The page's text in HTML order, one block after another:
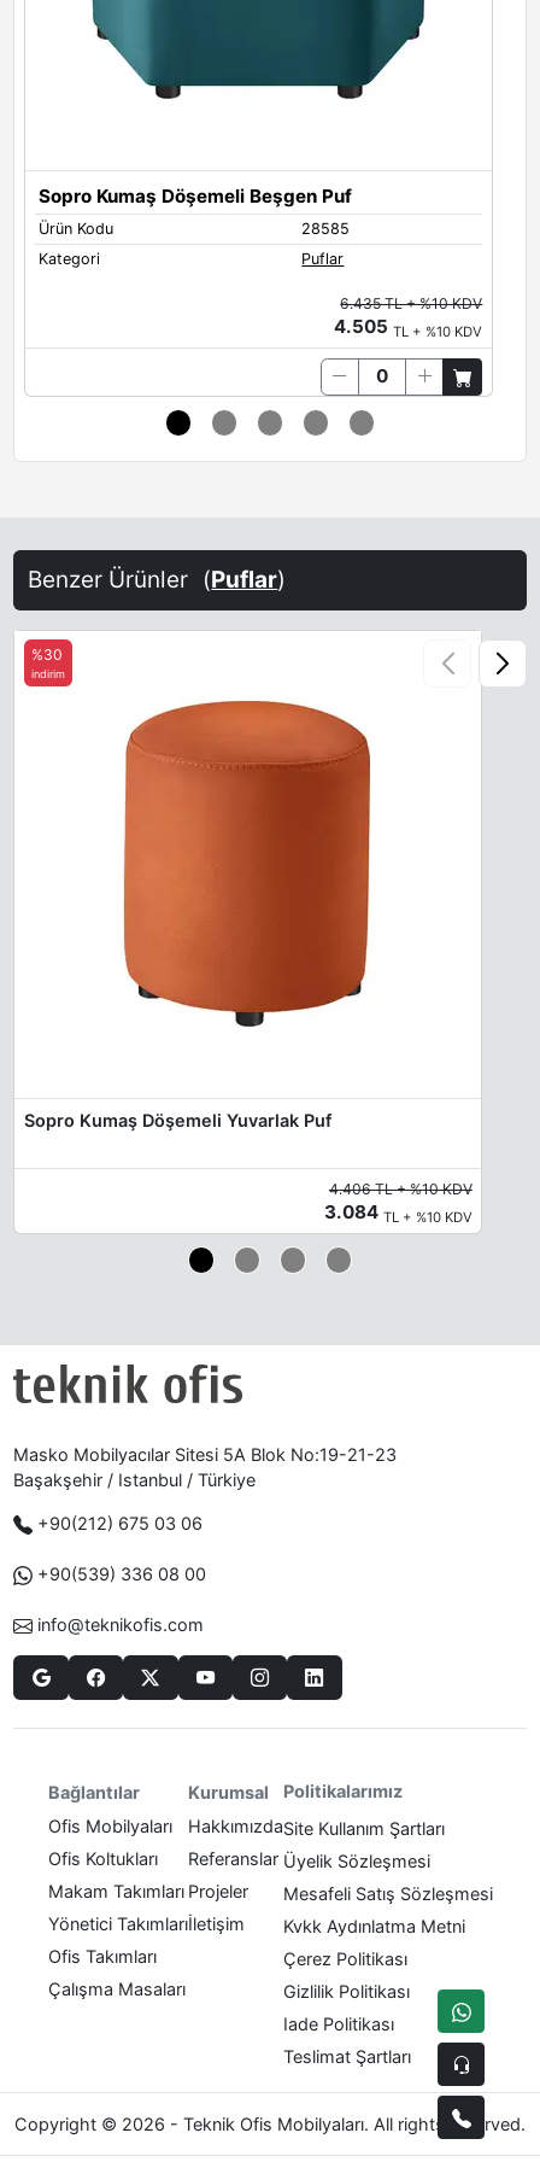
Sopro Kumaş Döşemeli Beşgen Puf
Ürün Kodu
28585
Kategori
Puflar
6.435 TL + %10 KDV
4.505TL + %10 KDV
Benzer Ürünler (Puflar)
Sopro Kumaş Döşemeli Yuvarlak Puf
%30
indirim
4.406 TL + %10 KDV
3.084 TL + %10 KDV
Masko Mobilyacılar Sitesi 5A Blok No:19-21-23
Başakşehir / Istanbul / Türkiye
+90(212) 675 03 06
+90(539) 336 08 00
info@teknikofis.com
Bağlantılar
Ofis Mobilyaları
Ofis Koltukları
Makam Takımları
Yönetici Takımları
Ofis Takımları
Çalışma Masaları
Kurumsal
Hakkımızda
Referanslar
Projeler
İletişim
Politikalarımız
Site Kullanım Şartları
Üyelik Sözleşmesi
Mesafeli Satış Sözleşmesi
Kvkk Aydınlatma Metni
Çerez Politikası
Gizlilik Politikası
Iade Politikası
Teslimat Şartları
Copyright © 2026 - Teknik Ofis Mobilyaları. All rights reserved.